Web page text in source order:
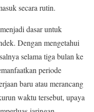
secara rutin.
dasar untuk
Dengan mengetahui
selama tiga bulan ke
periode
baru atau merancang
waktu tersebut, upaya